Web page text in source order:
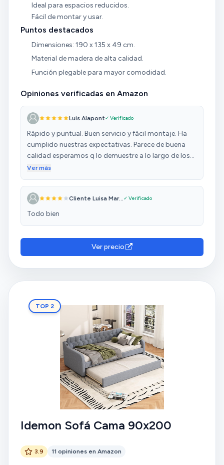
Ideal para espacios reducidos.
Fácil de montar y usar.
Puntos destacados
Dimensiones: 190 x 135 x 49 cm.
Material de madera de alta calidad.
Función plegable para mayor comodidad.
Opiniones verificadas en Amazon
Luis Alapont✓ Verificado
Rápido y puntual. Buen servicio y fácil montaje. Ha
cumplido nuestras expectativas. Parece de buena
calidad esperamos q lo demuestre a lo largo de los
proxipróximos años
Ver más
Cliente Luisa Mar... ✓ Verificado
Todo bien
Ver precio
TOP 2
Idemon Sofá Cama 90x200
3.9 11 opiniones en Amazon